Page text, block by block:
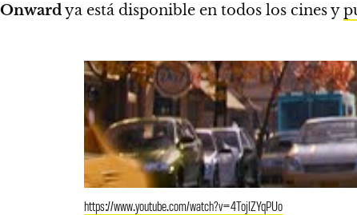
Onwardya está disponible en todos los cines y
https://www.youtube.com/watch?v=4TojlZYqPUo